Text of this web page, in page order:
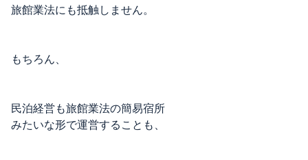
旅館業法にも抵触しません。
もちろん、
民泊経営も旅館業法の簡易宿所
みたいな形で運営することも、